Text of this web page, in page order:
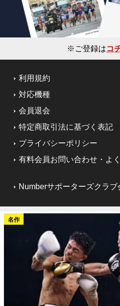
※ご登録はコ
利用規約
対応機種
会員退会
特定商取引法に基づく表記
プライバシーポリシー
有料会員お問い合わせ・よ
Numberサポーターズクラブ
名作